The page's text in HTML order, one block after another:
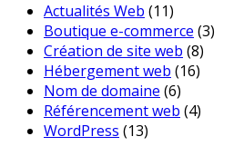
Actualités Web (11)
Boutique e-commerce (3)
Création de site web (8)
Hébergement web (16)
Nom de domaine (6)
Référencement web (4)
WordPress (13)